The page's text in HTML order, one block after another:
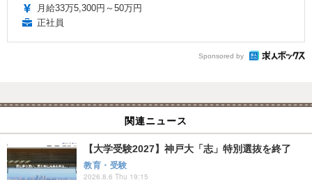
月給33万5,300円～50万円
正社員
Sponsored by
関連ニュース
【大学受験2027】神戸大「志」特別選抜を終了
教育・受験
2026.8.6 Thu 19:15